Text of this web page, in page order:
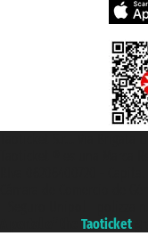
Taoticket